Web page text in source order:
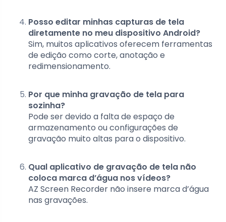
Posso editar minhas capturas de tela
diretamente no meu dispositivo Android?
Sim, muitos aplicativos oferecem ferramentas
de edição como corte, anotação e
redimensionamento.
Por que minha gravação de tela para
sozinha?
Pode ser devido a falta de espaço de
armazenamento ou configurações de
gravação muito altas para o dispositivo.
Qual aplicativo de gravação de tela não
coloca marca d’água nos vídeos?
AZ Screen Recorder não insere marca d’água
nas gravações.